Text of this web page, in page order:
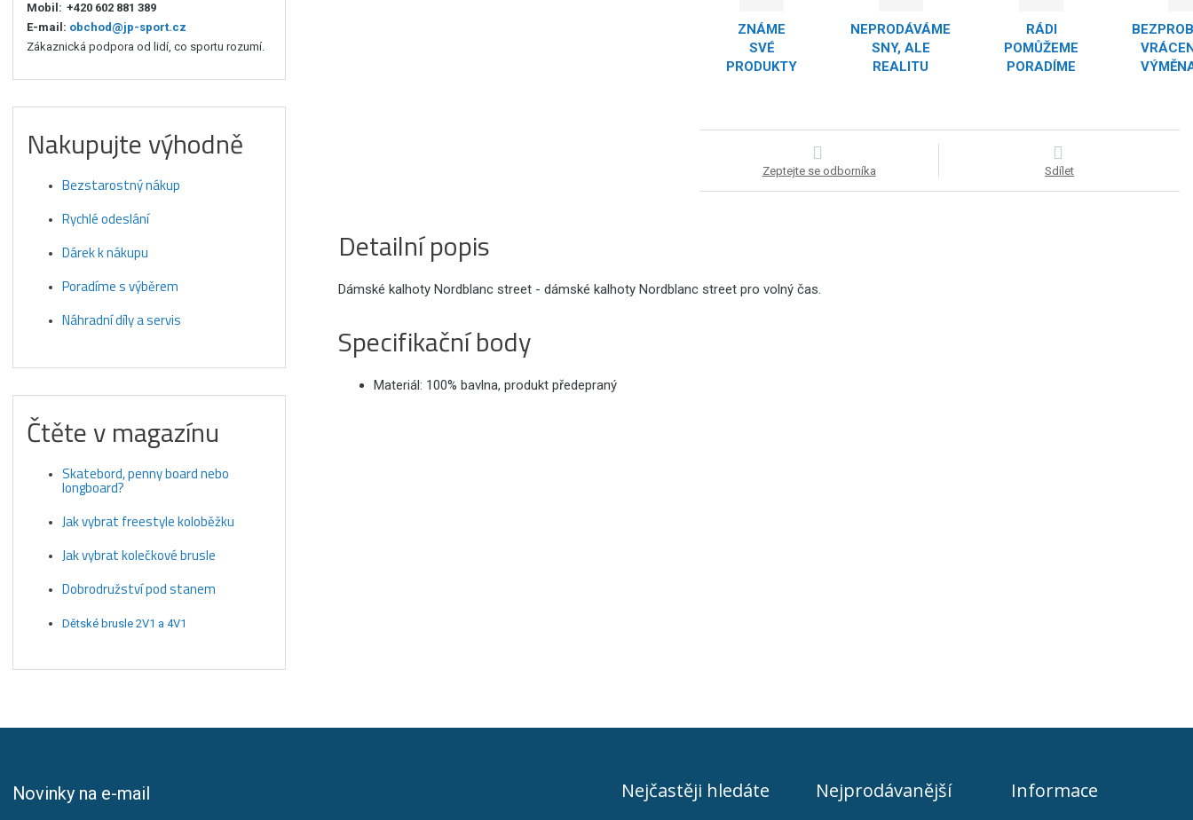
ZNÁME
SVÉ
PRODUKTY
NEPRODÁVÁME
SNY, ALE
REALITU
RÁDI
POMŮŽEME
PORADÍME
Zeptejte se odborníka Sdílet
Detailní popis
Dámské kalhoty Nordblanc street - dámské kalhoty Nordblanc street pro volný čas.
Specifikační body
Materiál: 100% bavlna, produkt předepraný
Mobil: +420 602 881 389
E-mail: obchod@jp-sport.cz
Zákaznická podpora od lidí, co sportu rozumí.
Nakupujte výhodně
Bezstarostný nákup
Rychlé odeslání
Dárek k nákupu
Poradíme s výběrem
Náhradní díly a servis
Čtěte v magazínu
Skatebord, penny board nebo
longboard?
Jak vybrat freestyle koloběžku
Jak vybrat kolečkové brusle
Dobrodružství pod stanem
Dětské brusle 2V1 a 4V1
Novinky na e-mail Nejčastěji hledáte Nejprodávanější Informace